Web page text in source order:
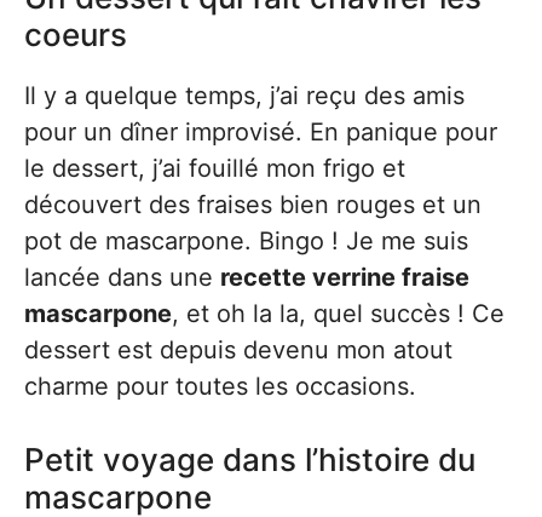
coeurs
Il y a quelque temps, j’ai reçu des amis
pour un dîner improvisé. En panique pour
le dessert, j’ai fouillé mon frigo et
découvert des fraises bien rouges et un
pot de mascarpone. Bingo ! Je me suis
lancée dans une recette verrine fraise
mascarpone, et oh la la, quel succès ! Ce
dessert est depuis devenu mon atout
charme pour toutes les occasions.
Petit voyage dans l’histoire du
mascarpone